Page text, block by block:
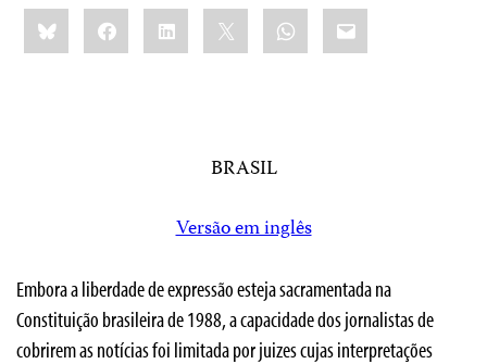
Share
this:BlueskyFacebookLinkedIn WhatsApp
Email
BRASIL
Versão em inglês
Embora a liberdade de expressão esteja sacramentada na
Constituição brasileira de 1988, a capacidade dos jornalistas de
cobrirem as notícias foi limitada por juizes cujas interpretações